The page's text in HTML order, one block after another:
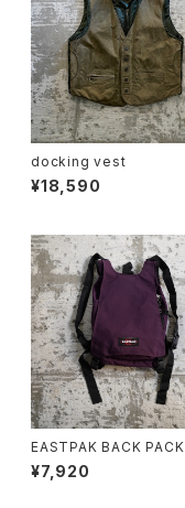
docking vest
¥18,590
EASTPAK BACK PACK
¥7,920